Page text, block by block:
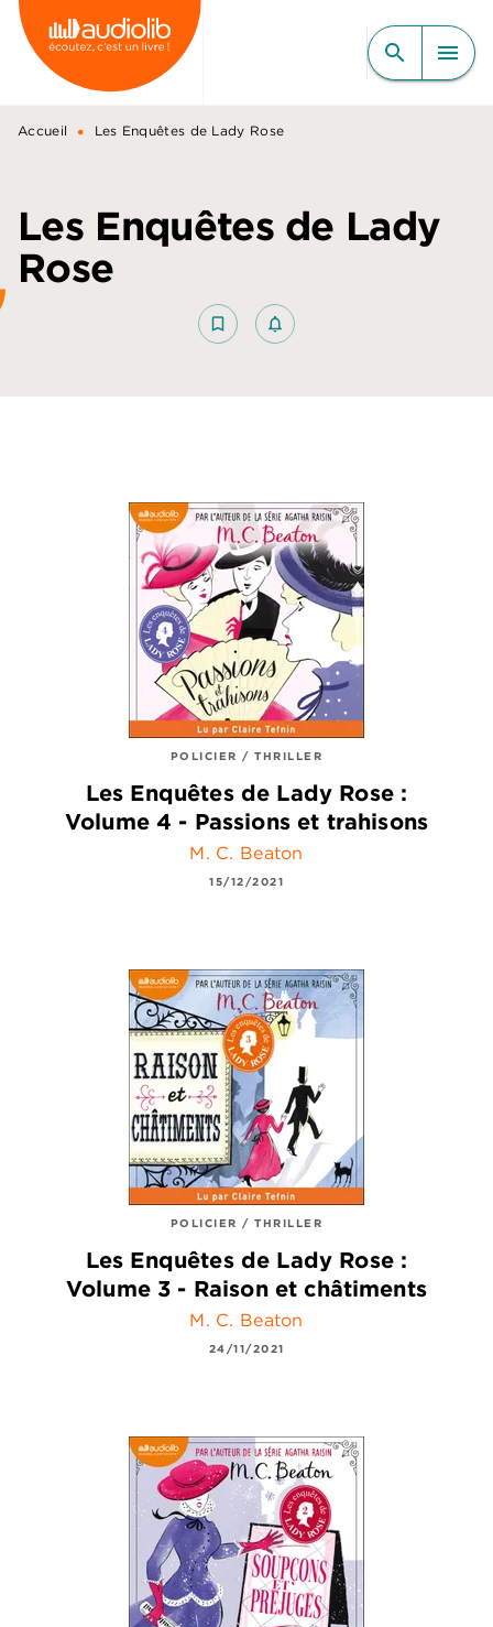
MENU RECHERCHE
CONTENU
PIED DE PAGE
search menu
Accueil • Les Enquêtes de Lady Rose
Les Enquêtes de Lady
Rose
bookmark_border notifications_none_outlined
POLICIER / THRILLER
Les Enquêtes de Lady Rose :
Volume 4 - Passions et trahisons
M. C. Beaton
15/12/2021
POLICIER / THRILLER
Les Enquêtes de Lady Rose :
Volume 3 - Raison et châtiments
M. C. Beaton
24/11/2021